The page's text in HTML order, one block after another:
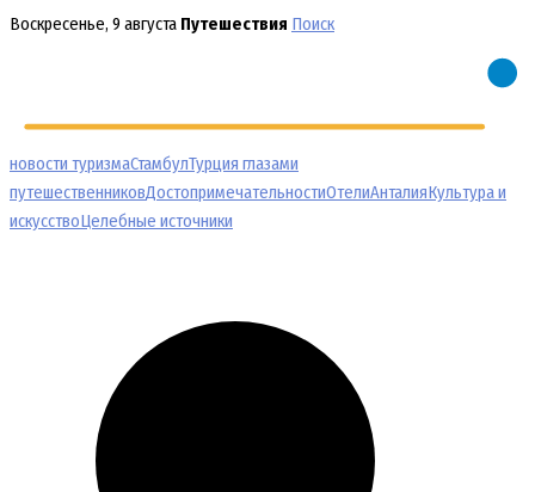
Перейти
Воскресенье, 9 августа Путешествия Поиск
новости туризмаСтамбулТурция глазами
путешественниковДостопримечательностиОтелиАнталияКультура и
искусствоЦелебные источники